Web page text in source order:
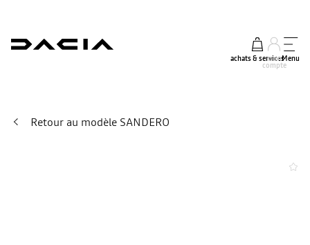
achats & services
mon
compte
Menu
Retour au modèle SANDERO